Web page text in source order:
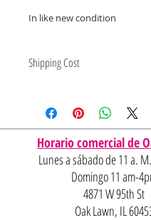
In like new condition
Shipping Cost
for IL and IN. State to state
shipping may be an
Horario comercial de
Lunes a sábado de 11 a.
Domingo 11 am-
4871 W 95th St
Oak Lawn, IL